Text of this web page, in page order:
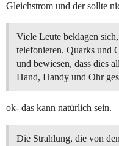
Gleichstrom und der sollte
Viele Leute beklagen
telefonieren. Quarks und
und bewiesen, dass dies
Hand, Handy und Ohr
ok- das kann natürlich sein.
Die Strahlung, die von